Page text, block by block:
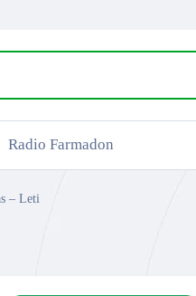
Radio Farmadon
– Leti